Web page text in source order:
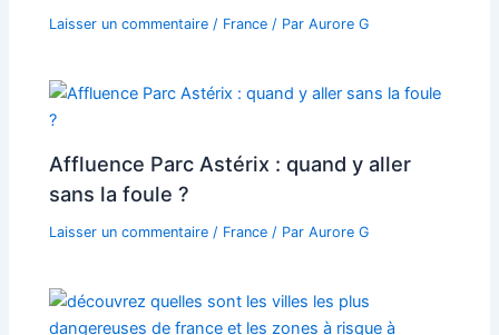
Laisser un commentaire / France / ParAurore G
Affluence Parc Astérix : quand y aller
sans la foule ?
Laisser un commentaire / France / ParAurore G